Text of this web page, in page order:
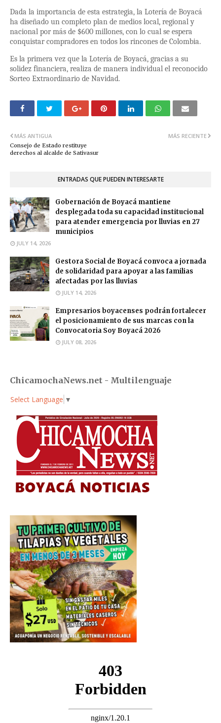
Dada la importancia de esta estrategia, la Lotería de Boyacá
ha diseñado un completo plan de medios local, regional y
nacional por más de $600 millones, con lo cual se espera
conquistar compradores en todos los rincones de Colombia.
Es la primera vez que la Lotería de Boyacá, gracias a su
solidez financiera, realiza de manera individual el reconocido
Sorteo Extraordinario de Navidad.
MÁS RECIENTE
MÁS ANTIGUA
Consejo de Estado restituye
derechos al alcalde de Sativasur
ENTRADAS QUE PUEDEN INTERESARTE
Gobernación de Boyacá mantiene
desplegada toda su capacidad institucional
para atender emergencia por lluvias en 27
municipios
JULY 14, 2026
Gestora Social de Boyacá convoca a jornada
de solidaridad para apoyar a las familias
afectadas por las lluvias
JULY 14, 2026
Empresarios boyacenses podrán fortalecer
el posicionamiento de sus marcas con la
Convocatoria Soy Boyacá 2026
JULY 08, 2026
ChicamochaNews.net - Multilenguaje
Select Language ▼